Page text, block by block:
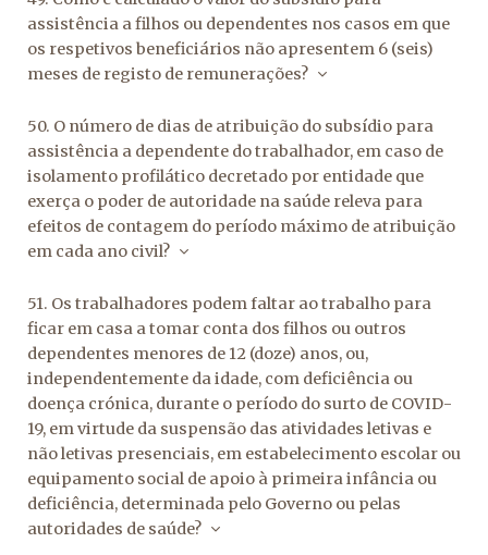
assistência a filhos ou dependentes nos casos em que
os respetivos beneficiários não apresentem 6 (seis)
meses de registo de remunerações?
50. O número de dias de atribuição do subsídio para
assistência a dependente do trabalhador, em caso de
isolamento profilático decretado por entidade que
exerça o poder de autoridade na saúde releva para
efeitos de contagem do período máximo de atribuição
em cada ano civil?
51. Os trabalhadores podem faltar ao trabalho para
ficar em casa a tomar conta dos filhos ou outros
dependentes menores de 12 (doze) anos, ou,
independentemente da idade, com deficiência ou
doença crónica, durante o período do surto de COVID-
19, em virtude da suspensão das atividades letivas e
não letivas presenciais, em estabelecimento escolar ou
equipamento social de apoio à primeira infância ou
deficiência, determinada pelo Governo ou pelas
autoridades de saúde?